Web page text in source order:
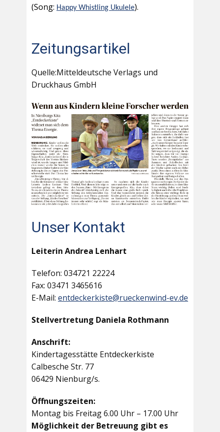
(Song: Happy Whistling Ukulele).
Zeitungsartikel
Quelle:Mitteldeutsche Verlags und
Druckhaus GmbH
Unser Kontakt
Leiterin Andrea Lenhart
Telefon: 034721 22224
Fax: 03471 3465616
E-Mail: entdeckerkiste@rueckenwind-ev.de
Stellvertretung Daniela Rothmann
Anschrift:
Kindertagesstätte Entdeckerkiste
Calbesche Str. 77
06429 Nienburg/s.
Öffnungszeiten:
Montag bis Freitag 6.00 Uhr – 17.00 Uhr
Möglichkeit der Betreuung gibt es